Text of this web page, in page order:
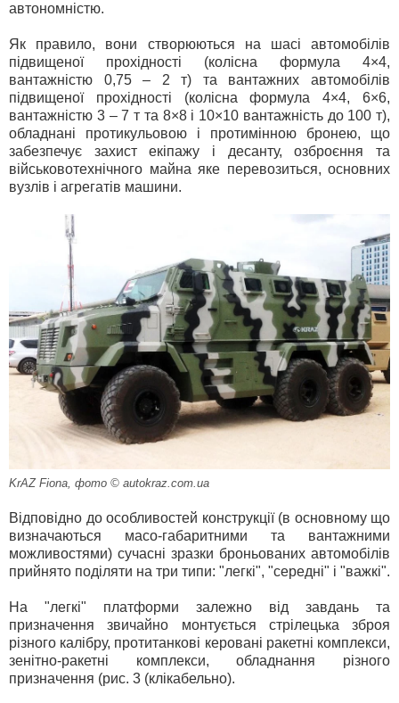
автономністю.
Як правило, вони створюються на шасі автомобілів
підвищеної прохідності (колісна формула 4×4,
вантажністю 0,75 – 2 т) та вантажних автомобілів
підвищеної прохідності (колісна формула 4×4, 6×6,
вантажністю 3 – 7 т та 8×8 і 10×10 вантажність до 100 т),
обладнані протикульовою і протимінною бронею, що
забезпечує захист екіпажу і десанту, озброєння та
військовотехнічного майна яке перевозиться, основних
вузлів і агрегатів машини.
KrAZ Fiona, фото © autokraz.com.ua
Відповідно до особливостей конструкції (в основному що
визначаються масо-габаритними та вантажними
можливостями) сучасні зразки броньованих автомобілів
прийнято поділяти на три типи: "легкі", "середні" і "важкі".
На "легкі" платформи залежно від завдань та
призначення звичайно монтується стрілецька зброя
різного калібру, протитанкові керовані ракетні комплекси,
зенітно-ракетні комплекси, обладнання різного
призначення (рис. 3 (клікабельно).